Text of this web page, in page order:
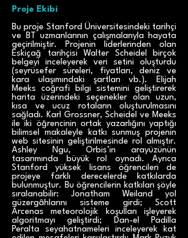
Proje Ekibi
Bu proje Stanford Üniversitesindeki tarihçi
ve BT uzmanlarının çalışmalarıyla hayata
geçirilmiştir. Projenin liderlerinden olan
Eskiçağ tarihçisi Walter Scheidel birçok
belgeyi inceleyerek veri setini oluşturdu
(seyrüsefer süreleri, fiyatları, deniz ve
kara ulaşımındaki şartları vb.). Elijah
Meeks coğrafi bilgi sistemini geliştirerek
harita üzerindeki seçenekler olan uzun,
kısa ve ucuz rotaların oluşturulmasını
sağladı. Karl Grossner, Scheidel ve Meeks
ile iki öğrencinin ortak yazarlığını yaptığı
bilimsel makaleyle katkı sunmuş projenin
web sitesinin geliştirilmesinde rol almıştır.
Ashley Ngu, Orbis’in arayüzünün
tasarımında büyük rol oynadı. Ayrıca
Stanford yüksek lisans öğrencileri de
projeye farklı derecelerde katkılarda
bulunmuştur. Bu öğrencilerin katkıları şöyle
sıralanabilir: Jonatham Weiland yol
güzergâhlarını sisteme girdi; Scott
Arcenas meteorolojik koşulları işleyerek
algoritmayı geliştirdi; Dan-el Padilla
Peralta seyahatnameleri inceleyerek kat